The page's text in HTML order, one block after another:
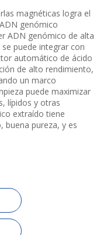
magnéticas logra el
genómico
ADN genómico de alta
puede integrar con
automático de ácido
de alto rendimiento,
un marco
puede maximizar
lípidos y otras
extraído tiene
buena pureza, y es